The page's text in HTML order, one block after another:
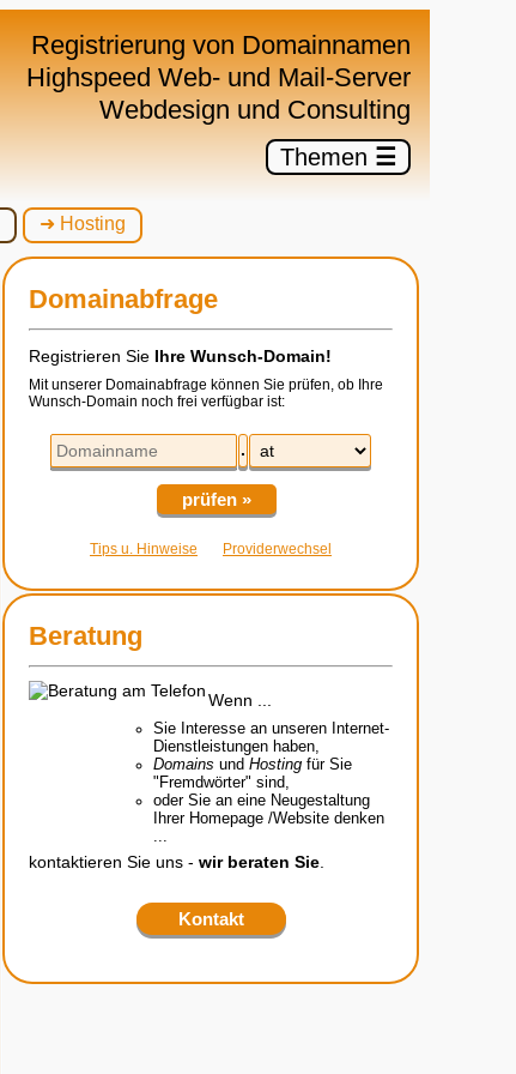
Registrierung von Domainnamen
Highspeed Web- und Mail-Server
Webdesign und Consulting
Themen ☰
➜ Hosting
Domainabfrage
Registrieren Sie Ihre Wunsch-Domain!
Mit unserer Domainabfrage können Sie prüfen, ob Ihre
Wunsch-Domain noch frei verfügbar ist:
.
prüfen »
Tips u. Hinweise Providerwechsel
Beratung
Wenn ...
Sie Interesse an unseren Internet-
Dienstleistungen haben,
Domains und Hosting für Sie
"Fremdwörter" sind,
oder Sie an eine Neugestaltung
Ihrer Homepage /Website denken
...
kontaktieren Sie uns - wir beraten Sie
Kontakt